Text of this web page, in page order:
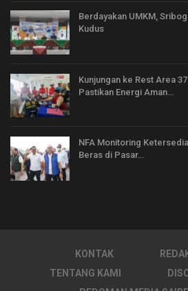
Berdayakan UMKM,
Kudus
Kunjungan ke Rest Area
Pastikan Energi Aman…
NFA Monitoring
Beras di Pasar…
KONTAK
TENTANG KAMI